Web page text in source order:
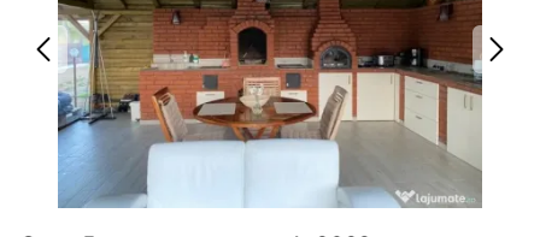
Servicii
Animale de companie
Afaceri și echipamente profesionale
Inchiriere Bunuri si Vehicule
Utilaje agricole si industriale
Piese auto si accesorii
Dacia Duster